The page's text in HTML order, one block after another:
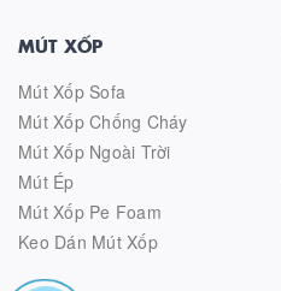
MÚT XỐP
Mút Xốp Sofa
Mút Xốp Chống Cháy
Mút Xốp Ngoài Trời
Mút Ép
Mút Xốp Pe Foam
Keo Dán Mút Xốp